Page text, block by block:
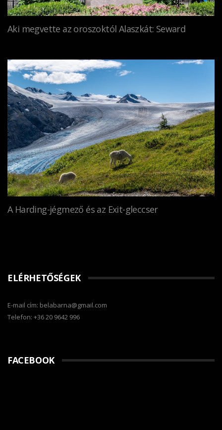
Aki megvette az oroszoktól Alaszkát: Seward
A Harding-jégmező és az Exit-gleccser
ELÉRHETŐSÉGEK
E-mail cím: belabarna@gmail.com
Telefon: +36 20 9642 996
FACEBOOK